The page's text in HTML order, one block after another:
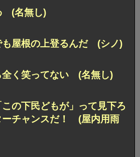
(名無し)
も屋根の上登るんだ (シノ)
全く笑ってない (名無し)
の下民どもが」って見下ろ
ーチャンスだ！ (屋内用雨